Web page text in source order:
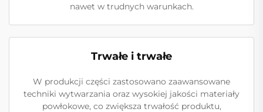
nawet w trudnych warunkach.
Trwałe i trwałe
W produkcji części zastosowano zaawansowane
techniki wytwarzania oraz wysokiej jakości materiały
powłokowe, co zwiększa trwałość produktu,